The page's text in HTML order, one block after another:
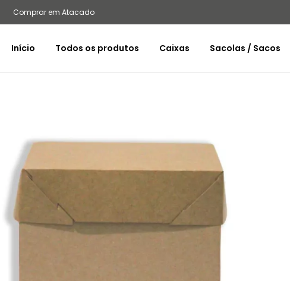
Comprar em Atacado
Início Todos os produtos Caixas Sacolas / Sacos